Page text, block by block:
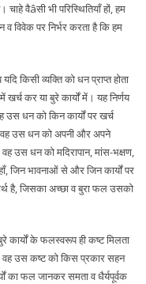
वैâसी भी परिस्थितियाँ हों, हम
विवेक पर निर्भर करता है कि हम
किसी व्यक्ति को धन प्राप्त होता
कर या बुरे कार्यों में। यह निर्णय
उस धन को किन कार्यों पर खर्च
उस धन को अपनी और अपने
उस धन को मदिरापान, मांस-भक्षण,
जिन भावनाओं से और जिन कार्यों पर
है, जिसका अच्छा व बुरा फल उसको
कार्यों के फलस्वरूप ही कष्ट मिलता
वह उस कष्ट को किस प्रकार सहन
का फल जानकर समता व धैर्यपूर्वक